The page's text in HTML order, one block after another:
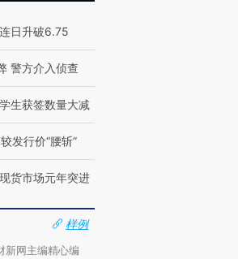
日升破6.75
警方介入侦查
生获签数量大减
发行价“腰斩”
货市场元年突进
样例
新网主编精心编